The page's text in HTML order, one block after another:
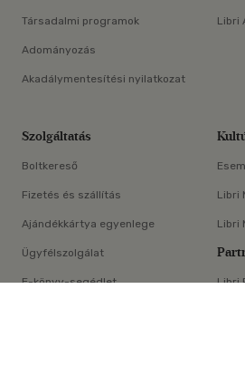
Társadalmi programok
Adományozás
Akadálymentesítési nyilatkozat
Libri
Szolgáltatás
Boltkereső
Fizetés és szállítás
Ajándékkártya egyenlege
Ügyfélszolgálat
E-könyv-segédlet
Libri
Libri
Libri